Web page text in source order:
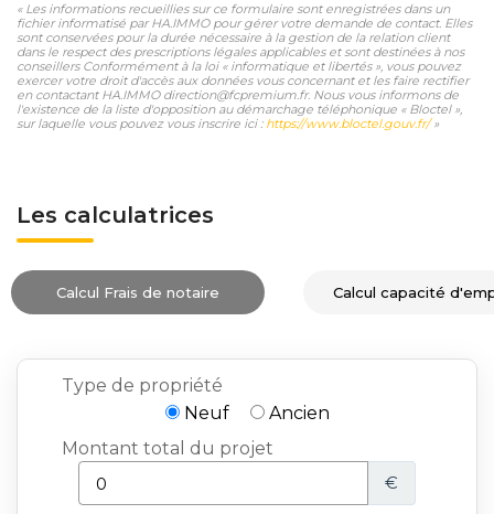
« Les informations recueillies sur ce formulaire sont enregistrées dans un
fichier informatisé par HA.IMMO pour gérer votre demande de contact. Elles
sont conservées pour la durée nécessaire à la gestion de la relation client
dans le respect des prescriptions légales applicables et sont destinées à nos
conseillers Conformément à la loi « informatique et libertés », vous pouvez
exercer votre droit d'accès aux données vous concernant et les faire rectifier
en contactant HA.IMMO direction@fcpremium.fr. Nous vous informons de
l'existence de la liste d'opposition au démarchage téléphonique « Bloctel »,
sur laquelle vous pouvez vous inscrire ici : https://www.bloctel.gouv.fr/»
Les calculatrices
Calcul Frais de notaire Calcul capacité